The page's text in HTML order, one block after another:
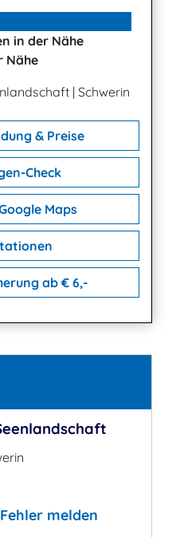
in der Nähe
Nähe
| Schwerin
& Preise
Check
Maps
ab € 6,-
melden